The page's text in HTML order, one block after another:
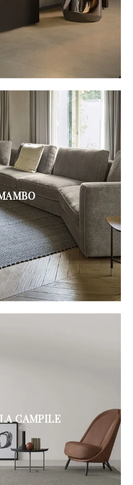
CAMPILE